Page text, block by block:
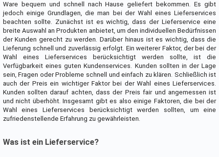
Ware bequem und schnell nach Hause geliefert bekommen. Es gibt
jedoch einige Grundlagen, die man bei der Wahl eines Lieferservices
beachten sollte. Zunächst ist es wichtig, dass der Lieferservice eine
breite Auswahl an Produkten anbietet, um den individuellen Bedürfnissen
der Kunden gerecht zu werden. Darüber hinaus ist es wichtig, dass die
Lieferung schnell und zuverlässig erfolgt. Ein weiterer Faktor, der bei der
Wahl eines Lieferservices berücksichtigt werden sollte, ist die
Verfügbarkeit eines guten Kundenservices. Kunden sollten in der Lage
sein, Fragen oder Probleme schnell und einfach zu klären. Schließlich ist
auch der Preis ein wichtiger Faktor bei der Wahl eines Lieferservices.
Kunden sollten darauf achten, dass der Preis fair und angemessen ist
und nicht überhöht. Insgesamt gibt es also einige Faktoren, die bei der
Wahl eines Lieferservices berücksichtigt werden sollten, um eine
zufriedenstellende Erfahrung zu gewährleisten.
Was ist ein Lieferservice?